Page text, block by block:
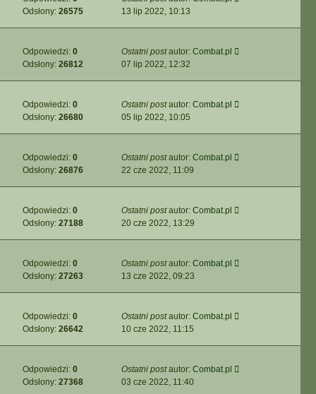
Odsłony: 26575
13 lip 2022, 10:13
Odpowiedzi: 0
Odsłony: 26812
Ostatni postautor: Combat.pl
07 lip 2022, 12:32
Odpowiedzi: 0
Odsłony: 26680
Ostatni postautor: Combat.pl
05 lip 2022, 10:05
Odpowiedzi: 0
Odsłony: 26876
Ostatni postautor: Combat.pl
22 cze 2022, 11:09
Odpowiedzi: 0
Odsłony: 27188
Ostatni postautor: Combat.pl
20 cze 2022, 13:29
Odpowiedzi: 0
Odsłony: 27263
Ostatni postautor: Combat.pl
13 cze 2022, 09:23
Odpowiedzi: 0
Odsłony: 26642
Ostatni postautor: Combat.pl
10 cze 2022, 11:15
Odpowiedzi: 0
Odsłony: 27368
Ostatni postautor: Combat.pl
03 cze 2022, 11:40